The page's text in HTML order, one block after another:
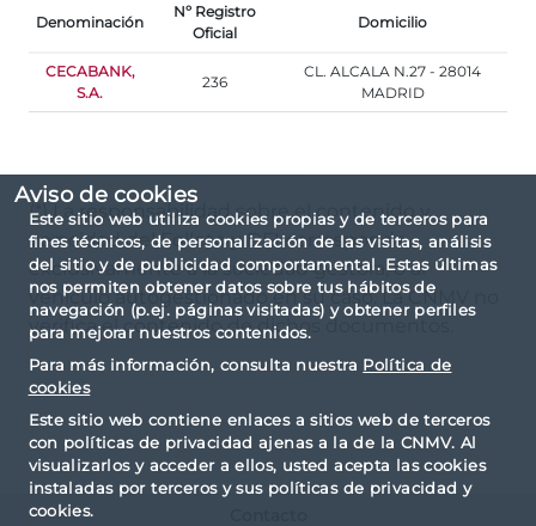
Aviso de cookies
Este sitio web utiliza cookies propias y de terceros para
fines técnicos, de personalización de las visitas, análisis
del sitio y de publicidad comportamental. Estas últimas
nos permiten obtener datos sobre tus hábitos de
navegación (p.ej. páginas visitadas) y obtener perfiles
para mejorar nuestros contenidos.
Para más información, consulta nuestra Política de
cookies
Este sitio web contiene enlaces a sitios web de terceros
con políticas de privacidad ajenas a la de la CNMV. Al
visualizarlos y acceder a ellos, usted acepta las cookies
instaladas por terceros y sus políticas de privacidad y
cookies.
Denominación
Nº Registro
Oficial
Domicilio
CECABANK,
S.A.
236
CL. ALCALA N.27 - 28014
MADRID
(*) La responsabilidad sobre el contenido y
veracidad del Folleto y DFI corresponde
exclusivamente a la sociedad gestora, o al
vehículo autogestionado en su caso. La CNMV no
verifica el contenido de dichos documentos.